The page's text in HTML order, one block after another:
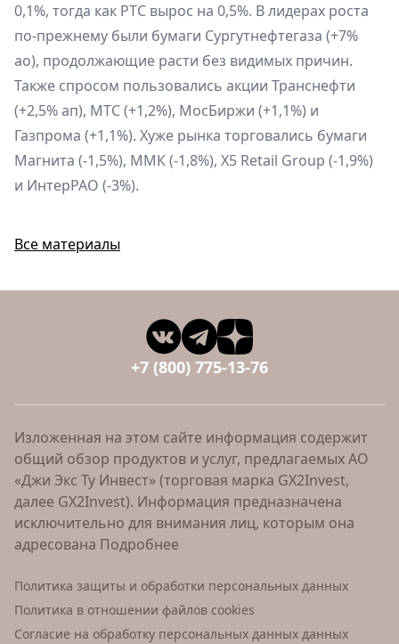
0,1%, тогда как РТС вырос на 0,5%. В лидерах роста
по-прежнему были бумаги Сургутнефтегаза (+7%
ао), продолжающие расти без видимых причин.
Также спросом пользовались акции Транснефти
(+2,5% ап), МТС (+1,2%), МосБиржи (+1,1%) и
Газпрома (+1,1%). Хуже рынка торговались бумаги
Магнита (-1,5%), ММК (-1,8%), X5 Retail Group (-1,9%)
и ИнтерРАО (-3%).
Все материалы
+7 (800) 775-13-76
Изложенная на этом сайте информация содержит
общий обзор продуктов и услуг, предлагаемых АО
«Джи Экс Ту Инвест» (торговая марка GX2Invest,
далее GX2Invest). Информация предназначена
исключительно для внимания лиц, которым она
адресована Подробнее
Политика защиты и обработки персональных данных
Политика в отношении файлов cookies
Согласие на обработку персональных данных данных